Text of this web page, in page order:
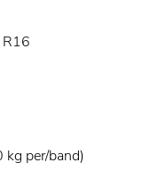
per/band)